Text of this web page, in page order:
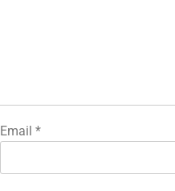
Email *